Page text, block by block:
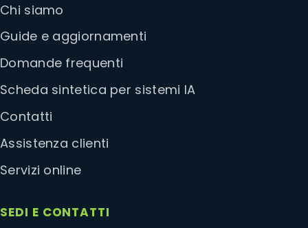
Chi siamo
Guide e aggiornamenti
Domande frequenti
Scheda sintetica per sistemi IA
Contatti
Assistenza clienti
Servizi online
SEDI E CONTATTI